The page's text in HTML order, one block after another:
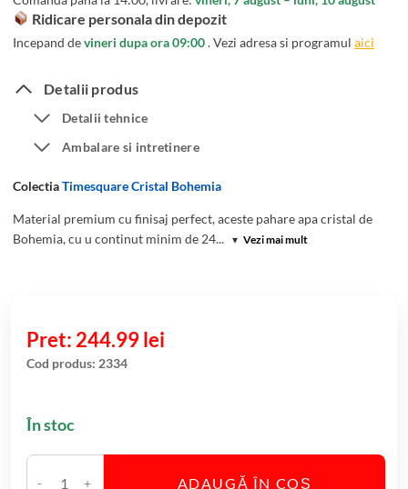
la clienți
Ridicare personala din depozit
Incepand devineri dupa ora 09:00. Vezi adresa si programul aici
Detalii produs
Detalii tehnice
Ambalare si intretinere
ColectiaTimesquare Cristal Bohemia
Material premium cu finisaj perfect, aceste pahare apa cristal de
Bohemia, cu u continut minim de 24... ▾ Vezi mai mult
244.99lei
Cod produs: 2334
În stoc
ADAUGĂ ÎN COȘ